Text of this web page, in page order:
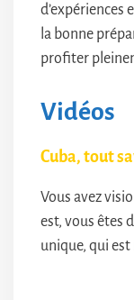
d’expériences
la bonne
profiter
Vidéos
Cuba, tout
Vous avez
est, vous êtes
unique, qui est